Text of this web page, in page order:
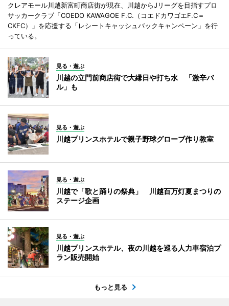
クレアモール川越新富町商店街が現在、川越からJリーグを目指すプロ
サッカークラブ「COEDO KAWAGOE F.C.（コエドカワゴエF.C＝
CKFC）」を応援する「レシートキャッシュバックキャンペーン」を行
っている。
見る・遊ぶ
川越の立門前商店街で大縁日や打ち水 「激辛バ
ル」も
見る・遊ぶ
川越プリンスホテルで親子野球グローブ作り教室
見る・遊ぶ
川越で「歌と踊りの祭典」 川越百万灯夏まつりの
ステージ企画
見る・遊ぶ
川越プリンスホテル、夜の川越を巡る人力車宿泊プ
ラン販売開始
もっと見る